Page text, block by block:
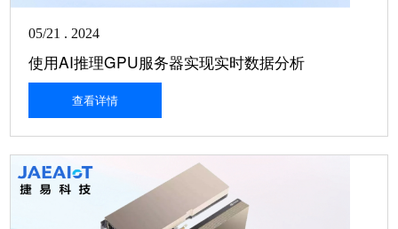
05/21 . 2024
使用AI推理GPU服务器实现实时数据分析
查看详情